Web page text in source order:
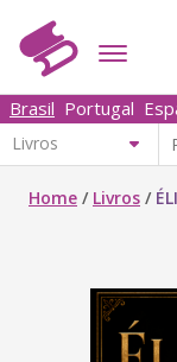
Brasil Portugal
Home / Livros /